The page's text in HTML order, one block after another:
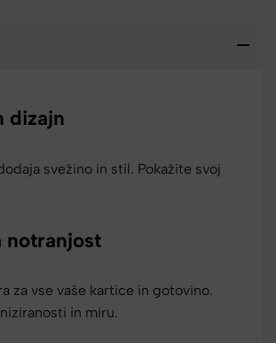
dizajn
svežino in stil. Pokažite svoj
notranjost
za vse vaše kartice in gotovino.
in miru.